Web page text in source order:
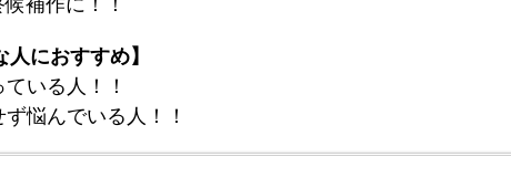
におすすめ】
いる人！！
悩んでいる人！！